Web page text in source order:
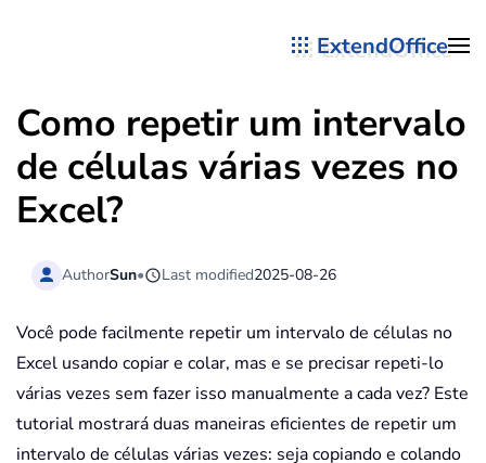
ExtendOffice
Como repetir um intervalo
de células várias vezes no
Excel?
AuthorSun• Last modified2025-08-26
Você pode facilmente repetir um intervalo de células no
Excel usando copiar e colar, mas e se precisar repeti-lo
várias vezes sem fazer isso manualmente a cada vez? Este
tutorial mostrará duas maneiras eficientes de repetir um
intervalo de células várias vezes: seja copiando e colando